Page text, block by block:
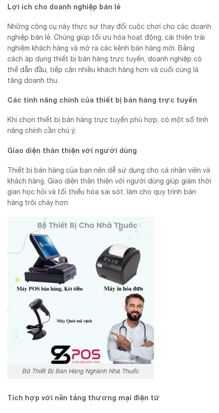
Lợi ích cho doanh nghiệp bán lẻ
Những công cụ này thực sự thay đổi cuộc chơi cho các doanh
nghiệp bán lẻ. Chúng giúp tối ưu hóa hoạt động, cải thiện trải
nghiệm khách hàng và mở ra các kênh bán hàng mới. Bằng
cách áp dụng thiết bị bán hàng trực tuyến, doanh nghiệp có
thể dẫn đầu, tiếp cận nhiều khách hàng hơn và cuối cùng là
tăng doanh thu.
Các tính năng chính của thiết bị bán hàng trực tuyến
Khi chọn thiết bị bán hàng trực tuyến phù hợp, có một số tính
năng chính cần chú ý:
Giao diện thân thiện với người dùng
Thiết bị bán hàng của bạn nên dễ sử dụng cho cả nhân viên và
khách hàng. Giao diện thân thiện với người dùng giúp giảm thời
gian học hỏi và tối thiểu hóa sai sót, làm cho quy trình bán
hàng trôi chảy hơn.
Bộ Thiết Bị Bán Hàng Nghành Nhà Thuốc
Tích hợp với nền tảng thương mại điện tử